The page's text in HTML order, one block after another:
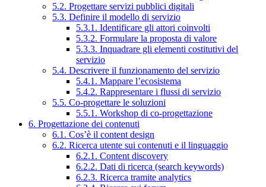
5.2. Progettare servizi pubblici digitali
5.3. Definire il modello di servizio
5.3.1. Identificare gli attori coinvolti
5.3.2. Formulare la proposta di valore
5.3.3. Inquadrare gli elementi costitutivi del
servizio
5.4. Descrivere il funzionamento del servizio
5.4.1. Mappare l’ecosistema
5.4.2. Rappresentare i flussi di servizio
5.5. Co-progettare le soluzioni
5.5.1. Workshop di co-progettazione
6. Progettazione dei contenuti
6.1. Cos’è il content design
6.2. Ricerca utente sui contenuti e il linguaggio
6.2.1. Content discovery
6.2.2. Dati di ricerca (search keywords)
6.2.3. Ricerca tramite analytics